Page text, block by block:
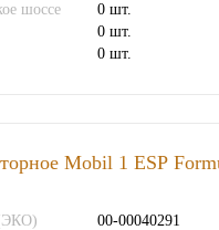
шоссе
0 шт.
0 шт.
0 шт.
Mobil 1 ЕSР
00-00040291